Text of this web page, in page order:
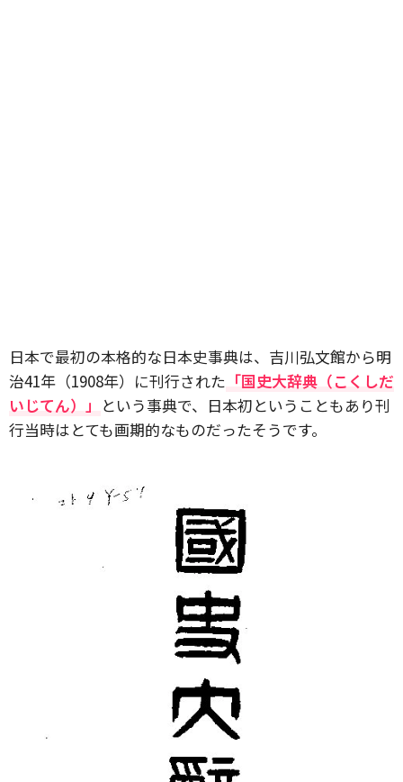
日本で最初の本格的な日本史事典は、吉川弘文館から明
治41年（1908年）に刊行された 「国史大辞典（こくしだ
いじてん）」 という事典で、日本初ということもあり刊
行当時はとても画期的なものだったそうです。